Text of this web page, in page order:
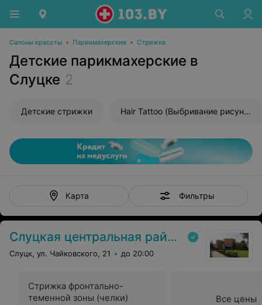
Салоны красоты • Парикмахерские • Стрижка
Детские парикмахерские в
Слуцке 2
Детские стрижки Hair Tattoo (Выбривание рисунка)
Карта Фильтры
Слуцкая центральная районная больница
Слуцк, ул. Чайковского, 21 до 20:00
Стрижка фронтально-
теменной зоны (челки)
Все цены